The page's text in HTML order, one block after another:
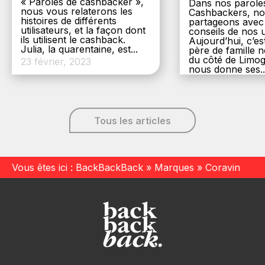
nous vous relaterons les
histoires de différents
utilisateurs, et la façon dont
ils utilisent le cashback.
Julia, la quarentaine, est...
23 février, 2023
Dans nos
Cashbackers,
partageons
conseils de nos
Aujourd’hui,
père de famille
du côté de
nous donne
Tous les articles
Vous êtes ici : BackBackBack » Marques » Coravin